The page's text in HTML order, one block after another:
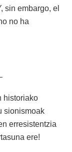
sin embargo, el
no ha
historiako
sionismoak
erresistentzia
ere!